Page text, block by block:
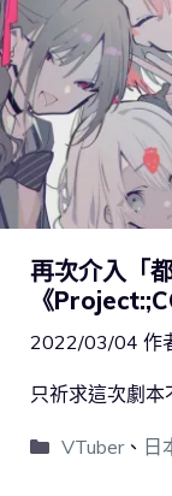
再次介入「
《
2022/03/04 作
只祈求這次劇
VTuber、 日